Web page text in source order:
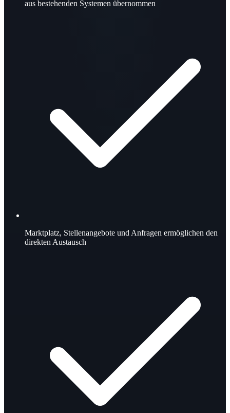
aus bestehenden Systemen übernommen
Marktplatz, Stellenangebote und Anfragen ermöglichen den
direkten Austausch